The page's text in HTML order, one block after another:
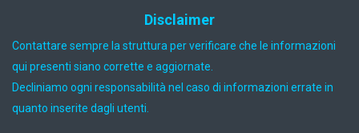
Disclaimer
Contattare sempre la struttura per verificare che le informazioni
qui presenti siano corrette e aggiornate.
Decliniamo ogni responsabilità nel caso di informazioni errate in
quanto inserite dagli utenti.